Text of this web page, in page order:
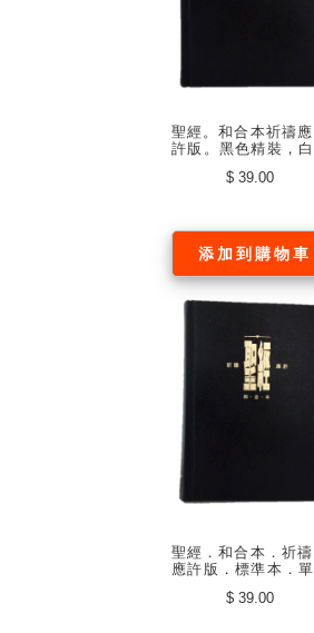
聖經。和合本祈禱應
許版。黑色精裝，白
刷。中文簡體
$ 39.00
添加到購物車
聖經．和合本．祈禱
應許版．標準本．單
$ 39.00